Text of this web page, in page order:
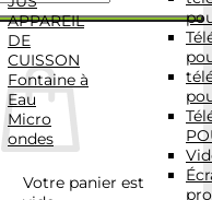
Votre panier est
APPAREIL
DE
CUISSON
Fontaine à
Eau
Micro
ondes